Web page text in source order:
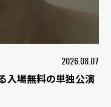
2026.08.07
入場無料の単独公演